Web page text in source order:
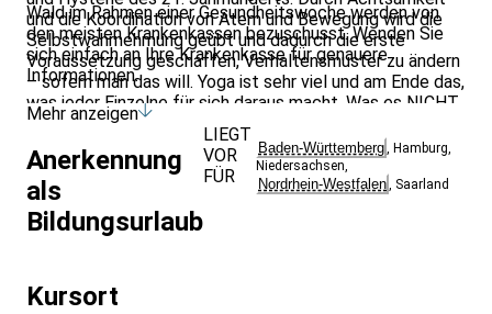
und die Koordination von Atem und Bewegung wird die
Selbstwahrnehmung geübt und dadurch die erste
Voraussetzung geschaffen, Verhaltensmuster zu ändern
– sofern man das will. Yoga ist sehr viel und am Ende das,
was jeder Einzelne für sich daraus macht. Was es NICHT
ist: eine asiatische Gymnastik, eine Zirkusakrobatik, nur
etwas für Inder oder eine Religion.
Wald im Rahmen einer Gesundheitswoche werden von
den meisten Krankenkassen bezuschusst. Wenden Sie
sich einfach an Ihre Krankenkasse für genauere
Informationen.
Mehr anzeigen
Anerkennung
als
Bildungsurlaub
LIEGT
VOR
FÜR
Baden-Württemberg ,Hamburg
Niedersachsen
Nordrhein-Westfalen Saarland
Kursort